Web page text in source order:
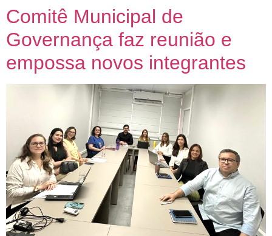
Comitê Municipal de
Governança faz reunião e
empossa novos integrantes